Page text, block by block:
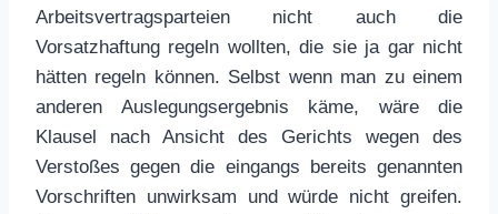
Arbeitsvertragsparteien nicht auch die
Vorsatzhaftung regeln wollten, die sie ja gar nicht
hätten regeln können. Selbst wenn man zu einem
anderen Auslegungsergebnis käme, wäre die
Klausel nach Ansicht des Gerichts wegen des
Verstoßes gegen die eingangs bereits genannten
Vorschriften unwirksam und würde nicht greifen.